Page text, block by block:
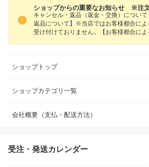
キャンセル・返品（返金・交換）について
返品について】※当店ではお客様都合によ
受け付けておりません。【お客様都合によ
ショップトップ
ショップカテゴリ一覧
会社概要（支払・配送方法）
受注・発送カレンダー